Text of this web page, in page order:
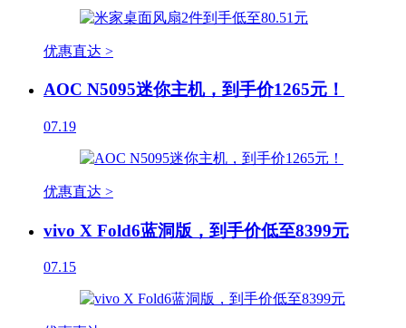
优惠直达 >
AOC N5095迷你主机，到手价1265元！
07.19
优惠直达 >
vivo X Fold6蓝洞版，到手价低至8399元
07.15